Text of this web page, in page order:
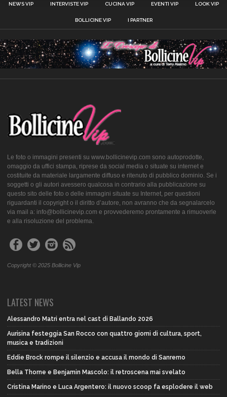
NEWS VIP INTERVISTE VIP CUCINA VIP EVENTI VIP LOOK VIP
BOLLICINE VIP I PARTNER
Le foto o immagini presenti su www.bollicinevip.com sono autoprodotte,
omaggio da uffici stampa, riprese da social media o situate su internet e
costituite da materiale largamente diffuso e ritenuto di pubblico dominio. Se i
soggetti o gli autori avessero qualcosa in contrario alla pubblicazione su
questo sito delle foto o delle immagini situate su Internet, per questioni
riguardanti il copyright o il diritto d’autore, non avranno che da segnalarcelo
via mail a: info@bollicinevip.com e provvederemo prontamente a rimuoverle
e alla risoluzione del problema.
Copyright © 2025 Bollicine Vip
LATEST NEWS
Alessandro Matri entra nel cast di Ballando 2026
Aurisina festeggia San Rocco con quattro giorni di cultura, sport,
musica e tradizioni
Eddie Brock rompe il silenzio e accusa il mondo di Sanremo
Bella Thorne e Benjamin Mascolo: il retroscena mai svelato
Cristina Marino e Luca Argentero: il nuovo scoop fa esplodere il web